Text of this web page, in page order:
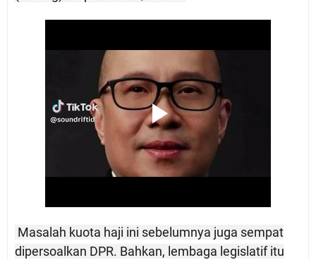
Masalah kuota haji ini sebelumnya juga sempat
dipersoalkan DPR. Bahkan, lembaga legislatif itu